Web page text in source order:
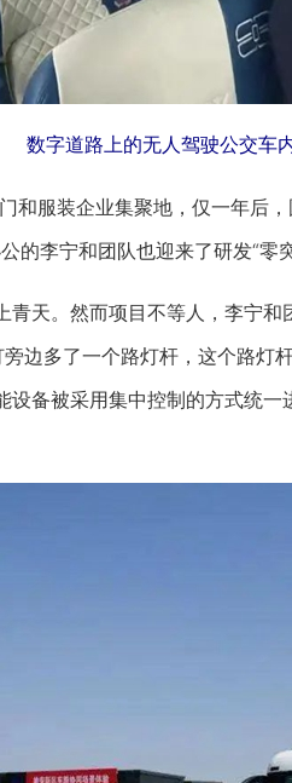
数字道路上的无人驾驶公交车
服装企业集聚地，仅一年后，
的李宁和团队也迎来了研发“零突
。然而项目不等人，李宁和
边多了一个路灯杆，这个路灯
备被采用集中控制的方式统